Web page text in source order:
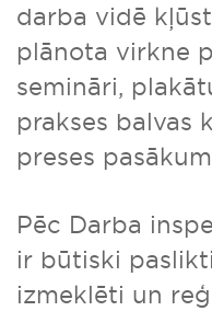
darba vidē
plānota virkne
semināri,
prakses balvas
preses
Pēc Darba
ir būtiski
izmeklēti un